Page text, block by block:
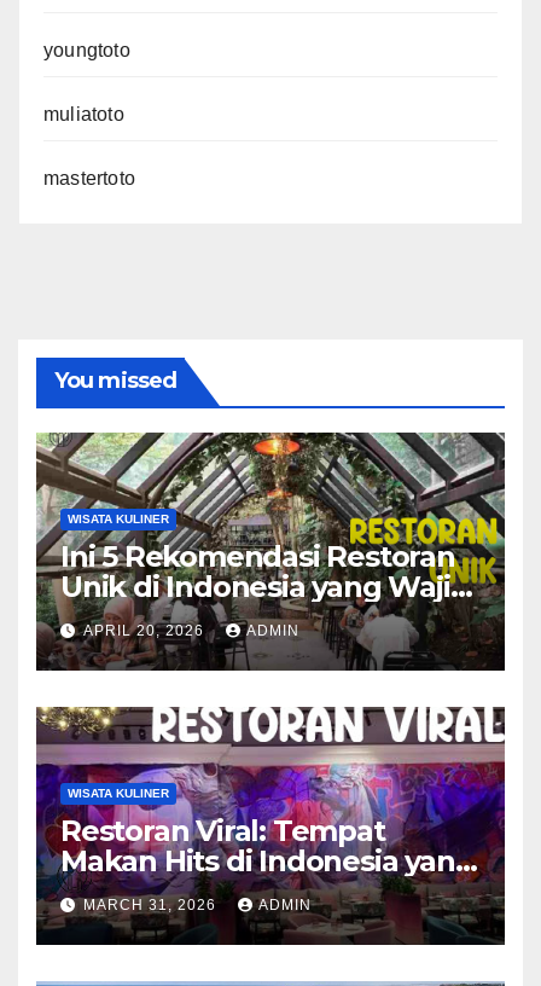
youngtoto
muliatoto
mastertoto
You missed
WISATA KULINER
Ini 5 Rekomendasi Restoran
Unik di Indonesia yang Wajib
Dicoba!
APRIL 20, 2026 ADMIN
WISATA KULINER
Restoran Viral: Tempat
Makan Hits di Indonesia yang
Wajib Dicoba
MARCH 31, 2026 ADMIN